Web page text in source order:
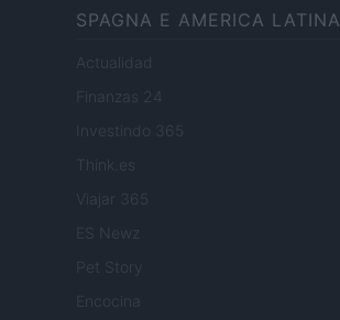
SPAGNA E AMERICA LATINA
Actualidad
Finanzas 24
Investindo 365
Think.es
Viajar 365
ES Newz
Encocina